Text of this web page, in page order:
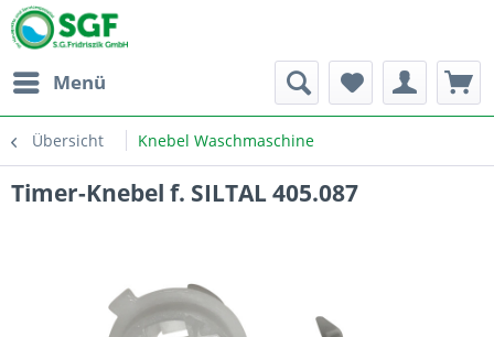
Menü
Übersicht Knebel Waschmaschine
Timer-Knebel f. SILTAL 405.087